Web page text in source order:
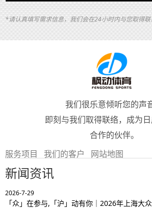
*请认真填写需求信息，我们会在24小时内与您取得联
我们很乐意倾听您的声音
即刻与我们取得联络，成为
合作的伙伴。
服务项目
我们的客户 网站地图
新闻资讯
2026-7-29
「众」在参与,「沪」动有你｜2026年上海大